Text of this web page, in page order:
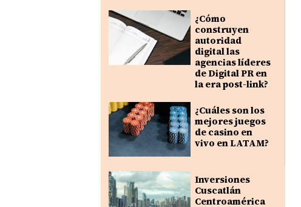
¿Cómo
construyen
autoridad
digital las
agencias líderes
de Digital PR en
la era post-link?
¿Cuáles son los
mejores juegos
de casino en
vivo en LATAM?
Inversiones
Cuscatlán
Centroamérica